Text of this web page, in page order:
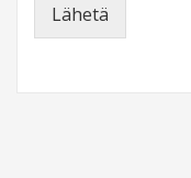
Lähetä